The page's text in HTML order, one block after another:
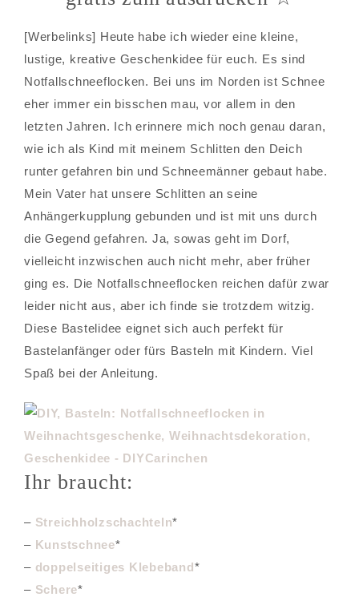
[Werbelinks] Heute habe ich wieder eine kleine,
lustige, kreative Geschenkidee für euch. Es sind
Notfallschneeflocken. Bei uns im Norden ist Schnee
eher immer ein bisschen mau, vor allem in den
letzten Jahren. Ich erinnere mich noch genau daran,
wie ich als Kind mit meinem Schlitten den Deich
runter gefahren bin und Schneemänner gebaut habe.
Mein Vater hat unsere Schlitten an seine
Anhängerkupplung gebunden und ist mit uns durch
die Gegend gefahren. Ja, sowas geht im Dorf,
vielleicht inzwischen auch nicht mehr, aber früher
ging es. Die Notfallschneeflocken reichen dafür zwar
leider nicht aus, aber ich finde sie trotzdem witzig.
Diese Bastelidee eignet sich auch perfekt für
Bastelanfänger oder fürs Basteln mit Kindern. Viel
Spaß bei der Anleitung.
Ihr braucht:
– Streichholzschachteln*
– Kunstschnee*
– doppelseitiges Klebeband*
– Schere*